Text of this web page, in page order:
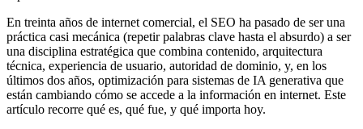
En treinta años de internet comercial, el SEO ha pasado de ser una
práctica casi mecánica (repetir palabras clave hasta el absurdo) a ser
una disciplina estratégica que combina contenido, arquitectura
técnica, experiencia de usuario, autoridad de dominio, y, en los
últimos dos años, optimización para sistemas de IA generativa que
están cambiando cómo se accede a la información en internet. Este
artículo recorre qué es, qué fue, y qué importa hoy.